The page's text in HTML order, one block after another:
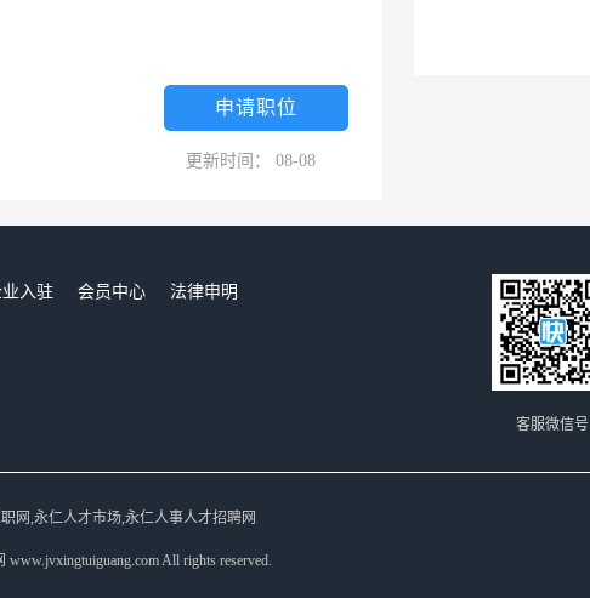
申请职位
更新时间： 08-08
入驻 会员中心
法律申明
客服微信号
网,永仁人才市场,永仁人事人才招聘网
All rights reserved.